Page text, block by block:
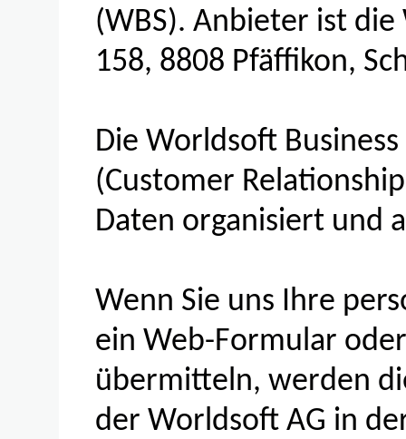
(WBS). Anbieter ist
158, 8808 Pfäffikon,
Die Worldsoft
(Customer
Daten organisiert und
Wenn Sie uns Ihre
ein Web-Formular
übermitteln, werden
der Worldsoft AG in